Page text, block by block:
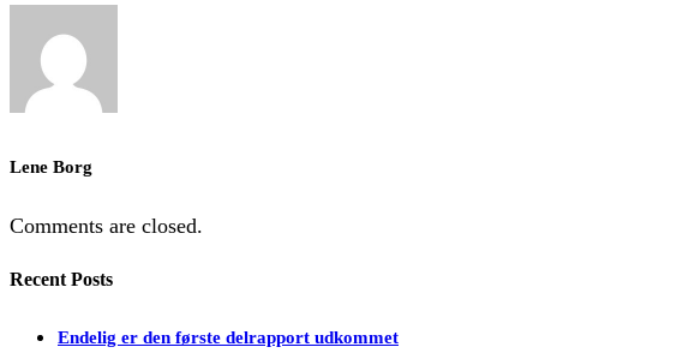
Lene Borg
Comments are closed.
Recent Posts
Endelig er den første delrapport udkommet